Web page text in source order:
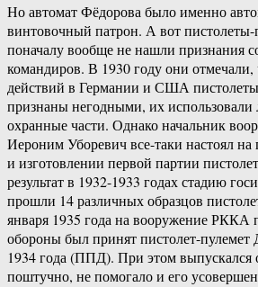
Но автомат Фёдорова было именно
винтовочный патрон. А вот
поначалу вообще не нашли признания
командиров. В 1930 году они отмечали,
действий в Германии и США
признаны негодными, их
охранные части. Однако начальник
Иероним Уборевич все-таки настоял на
и изготовлении первой партии
результат в 1932-1933 годах стадию
прошли 14 различных образцов
января 1935 года на вооружение РККА
обороны был принят пистолет-пулемет
1934 года (ППД). При этом выпускался
поштучно, не помогало и его